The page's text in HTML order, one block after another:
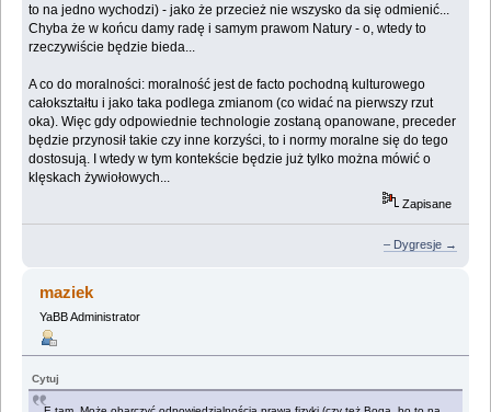
to na jedno wychodzi) - jako że przecież nie wszysko da się odmienić...
Chyba że w końcu damy radę i samym prawom Natury - o, wtedy to
rzeczywiście będzie bieda...
A co do moralności: moralność jest de facto pochodną kulturowego
całokształtu i jako taka podlega zmianom (co widać na pierwszy rzut
oka). Więc gdy odpowiednie technologie zostaną opanowane, preceder
będzie przynosił takie czy inne korzyści, to i normy moralne się do tego
dostosują. I wtedy w tym kontekście będzie już tylko można mówić o
klęskach żywiołowych...
Zapisane
– Dygresje →
maziek
YaBB Administrator
Cytuj